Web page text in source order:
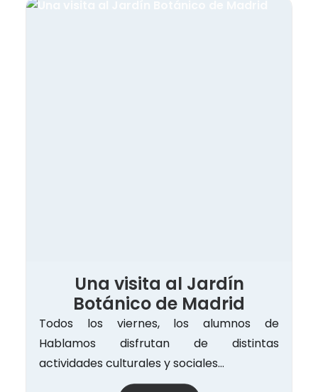
Una visita al Jardín
Botánico de Madrid
Todos los viernes, los alumnos de
Hablamos disfrutan de distintas
actividades culturales y sociales…